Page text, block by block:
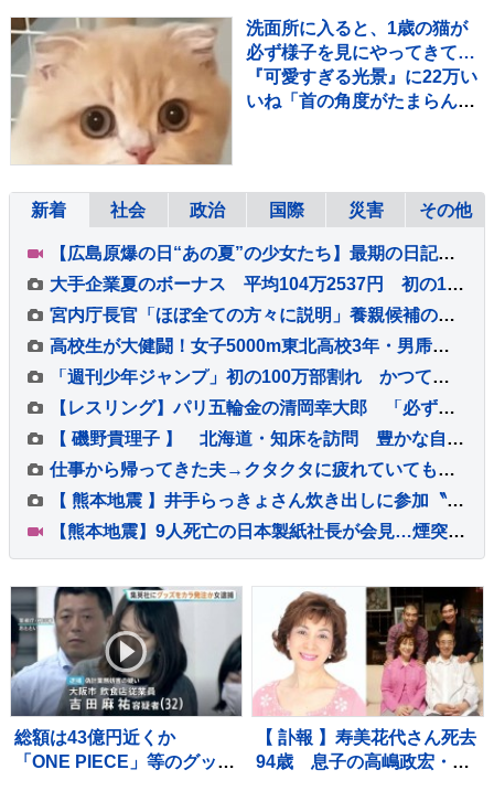
イベントも実施
洗面所に入ると、1歳の猫が
必ず様子を見にやってきて…
『可愛すぎる光景』に22万い
いね「首の角度がたまらん」
新着 社会 政治 国際 災害 その他
【広島原爆の日“あの夏”の少女たち】最期の日記「きょうは良い日でした」と綴った亡き友へ…“同級生223人全滅”残された少女の葛藤【news23】
大手企業夏のボーナス 平均104万2537円 初の100万円超 好業績や高水準賃上げが反映 経団連最終集計
宮内庁長官「ほぼ全ての方々に説明」養親候補の宮家皇族方に 男系男子の養子候補は「把握せず」 改正皇室典範めぐり
高校生が大健闘！女子5000m東北高校3年・男乕結衣が7位入賞、日本勢入賞第1号に！女子3000m障害・17歳の田谷玲は今季ベストで決勝へ【U20世界陸上】
「週刊少年ジャンプ」初の100万部割れ かつては漫画雑誌で史上最多653万部を記録 国内雑誌で100万部超えゼロに
【レスリング】パリ五輪金の清岡幸大郎 「必ず優勝」9月開催アジア大会での必勝誓う「かっこいいと思ってもらえる試合に」
【 磯野貴理子 】 北海道・知床を訪問 豊かな自然で出会ったエゾシカや珍しい「十字ギツネ」などの貴重な姿を公開
仕事から帰ってきた夫→クタクタに疲れていても『赤ちゃんと犬』に向かって…あまりにも幸せな光景に絶賛の声「平和すぎる」「幸せいっぱい」
【 熊本地震 】井手らっきょさん炊き出しに参加〝もらい泣きを堪え笑顔で返すのが精一杯〟自身の店も被害に
【熊本地震】9人死亡の日本製紙社長が会見…煙突折れ事務所に落下「極めて重く受け止め」 八代市などで続く断水解消のカギは“配水管”【news23】
総額は43億円近くか
「ONE PIECE」等のグッズ
【 訃報 】寿美花代さん死去
94歳 息子の高嶋政宏・政